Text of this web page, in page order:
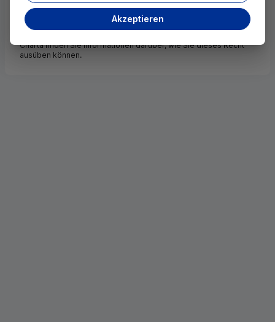
Sie haben ein Recht auf Zugang und Berichtigung gemäß den
Bedingungen des Gesetzes Nr. 78-17 vom 6. Januar 1978 über
Informatik, Dateien und Freiheiten über die Dienststellen, die die
Charta finden Sie Informationen darüber, wie Sie dieses Recht
ausüben können.
Akzeptieren